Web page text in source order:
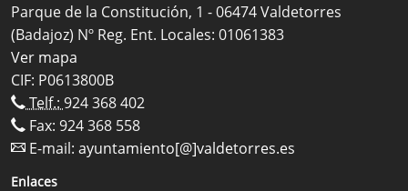
Parque de la Constitución, 1 - 06474 Valdetorres
(Badajoz) Nº Reg. Ent. Locales: 01061383
Ver mapa
CIF: P0613800B
Telf.: 924 368 402
Fax: 924 368 558
E-mail: ayuntamiento[@]valdetorres.es
Enlaces